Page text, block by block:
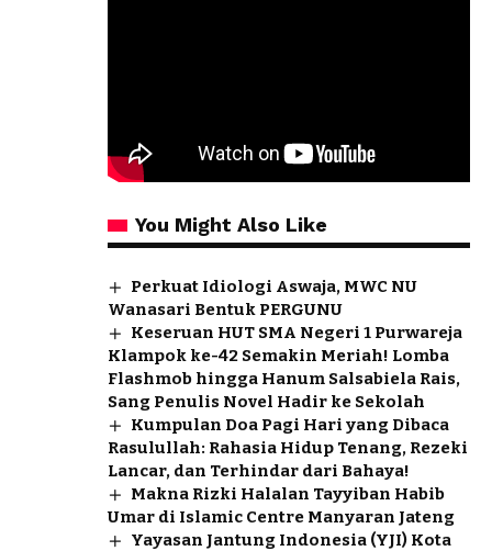
You Might Also Like
Perkuat Idiologi Aswaja, MWC NU
Wanasari Bentuk PERGUNU
Keseruan HUT SMA Negeri 1 Purwareja
Klampok ke-42 Semakin Meriah! Lomba
Flashmob hingga Hanum Salsabiela Rais,
Sang Penulis Novel Hadir ke Sekolah
Kumpulan Doa Pagi Hari yang Dibaca
Rasulullah: Rahasia Hidup Tenang, Rezeki
Lancar, dan Terhindar dari Bahaya!
Makna Rizki Halalan Tayyiban Habib
Umar di Islamic Centre Manyaran Jateng
Yayasan Jantung Indonesia (YJI) Kota